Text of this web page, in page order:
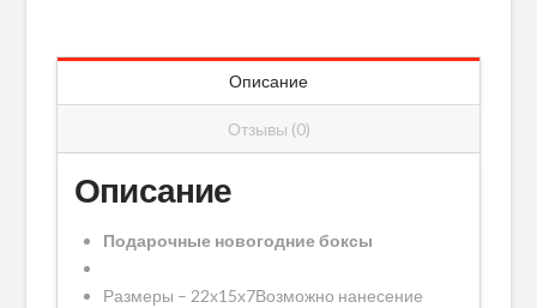
Описание
Отзывы (0)
Описание
Подарочные новогодние боксы
Размеры – 22х15х7Возможно нанесение